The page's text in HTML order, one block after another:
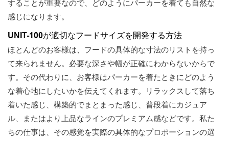
することが重要なので、どのようにパーカーを着ても自然な
感じになります。
UNIT-100が適切なフードサイズを開発する方法
ほとんどのお客様は、フードの具体的な寸法のリストを持っ
て来られません。必要な深さや幅が正確にわからないからで
す。その代わりに、お客様はパーカーを着たときにどのよう
な着心地にしたいかを伝えてくれます。リラックスして落ち
着いた感じ、構築的でまとまった感じ、普段着にカジュア
ル、またはより上品なラインのプレミアム感などです。私た
ちの仕事は、その感覚を実際の具体的なプロポーションの選